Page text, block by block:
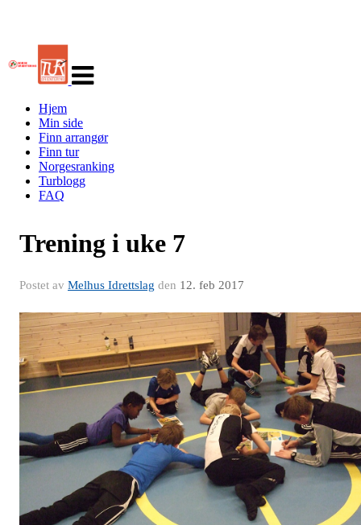
navigasjon
Hjem
Min side
Finn arrangør
Finn tur
Norgesranking
Turblogg
FAQ
Trening i uke 7
Postet av Melhus Idrettslag den 12. feb 2017